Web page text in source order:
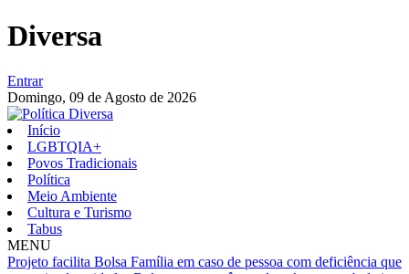
Diversa
Entrar
Domingo, 09 de Agosto de 2026
Início
LGBTQIA+
Povos Tradicionais
Política
Meio Ambiente
Cultura e Turismo
Tabus
MENU
Projeto facilita Bolsa Família em caso de pessoa com deficiência que